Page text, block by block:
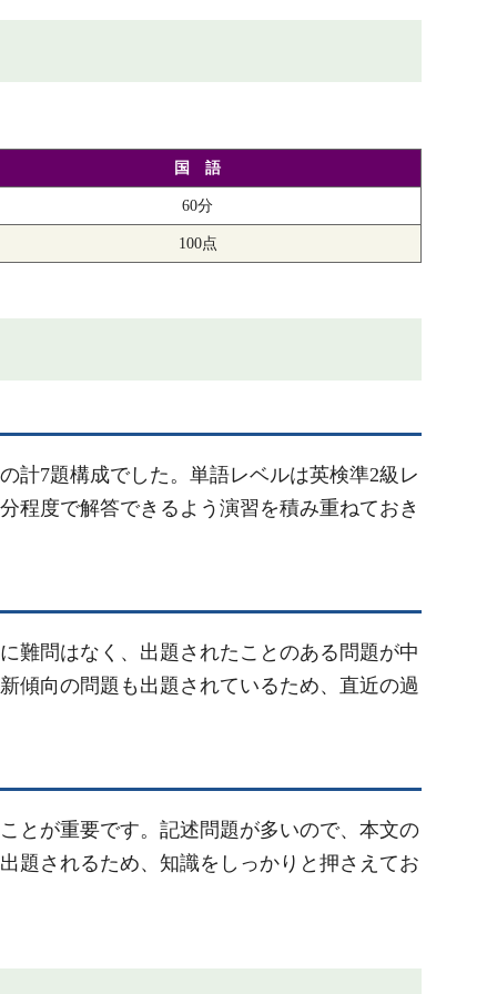
国 語
60分
100点
計7題構成でした。単語レベルは英検準2級レ
程度で解答できるよう演習を積み重ねておき
難問はなく、出題されたことのある問題が中
傾向の問題も出題されているため、直近の過
とが重要です。記述問題が多いので、本文の
題されるため、知識をしっかりと押さえてお